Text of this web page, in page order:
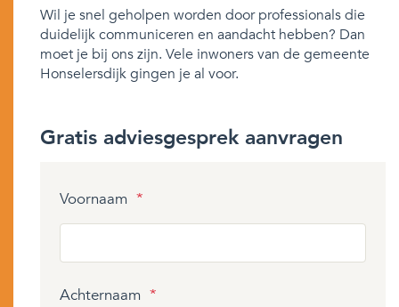
Wil je snel geholpen worden door professionals die
duidelijk communiceren en aandacht hebben? Dan
moet je bij ons zijn. Vele inwoners van de gemeente
Honselersdijk gingen je al voor.
Gratis adviesgesprek aanvragen
Voornaam *
Achternaam *